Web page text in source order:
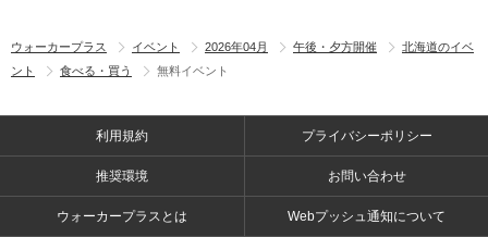
ウォーカープラス イベント 2026年04月 午後・夕方開催
北海道のイベ
ント
食べる・買う 無料イベント
利用規約 プライバシーポリシー
推奨環境 お問い合わせ
ウォーカープラスとは Webプッシュ通知について